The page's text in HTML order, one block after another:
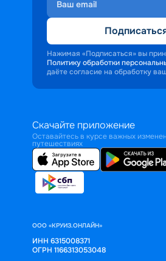
Нажимая «Подписаться» вы
Политику обработки
даёте согласие на обработку
Скачайте приложение
Оставайтесь в курсе важных
путешествиях
ООО «КРУИЗ.ОНЛАЙН»
ИНН 6315008371
ОГРН 1166313053048